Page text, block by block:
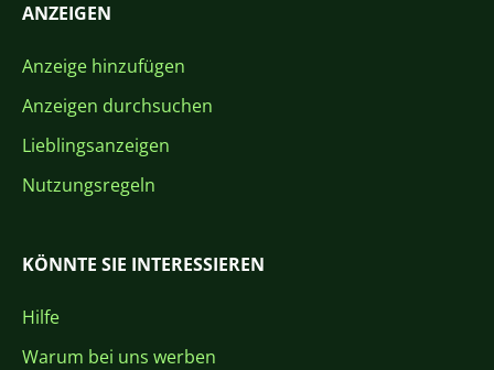
ANZEIGEN
Anzeige hinzufügen
Anzeigen durchsuchen
Lieblingsanzeigen
Nutzungsregeln
KÖNNTE SIE INTERESSIEREN
Hilfe
Warum bei uns werben